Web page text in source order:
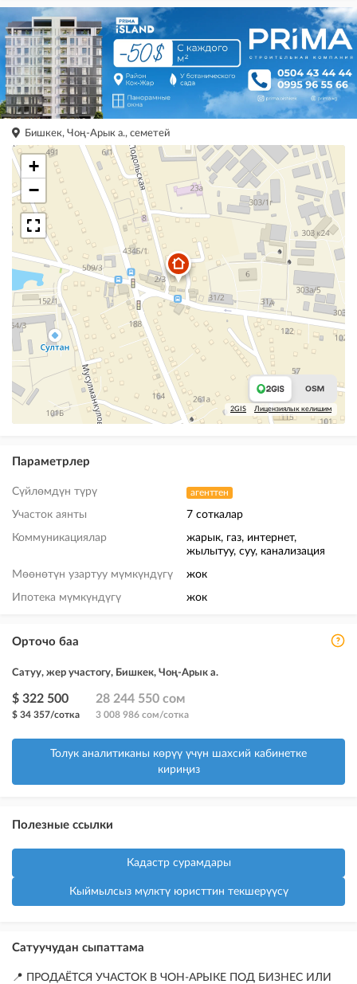
Бишкек, Чоң-Арык а., семетей
+
−
2GIS Лицензиялык келишим
Параметрлер
Сүйлөмдүн түрү агенттен
Участок аянты 7 соткалар
Коммуникациялар
жарык, газ, интернет,
жылытуу, суу, канализация
Мөөнөтүн узартуу мүмкүндүгү жок
Ипотека мүмкүндүгү жок
Орточо баа
Сатуу, жер участогу, Бишкек, Чоң-Арык а.
$ 322 500
$ 34 357/сотка
28 244 550 сом
3 008 986 сом/сотка
Толук аналитиканы көрүү үчүн шахсий кабинетке
кириңиз
Полезные ссылки
Кадастр сурамдары
Кыймылсыз мүлктү юристтин текшерүүсү
Сатуучудан сыпаттама
📍 ПРОДАЁТСЯ УЧАСТОК В ЧОН-АРЫКЕ ПОД БИЗНЕС ИЛИ